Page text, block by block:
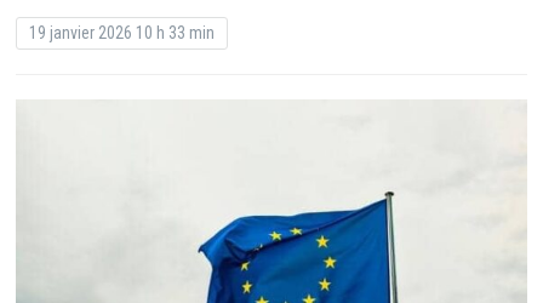
19 janvier 2026 10 h 33 min